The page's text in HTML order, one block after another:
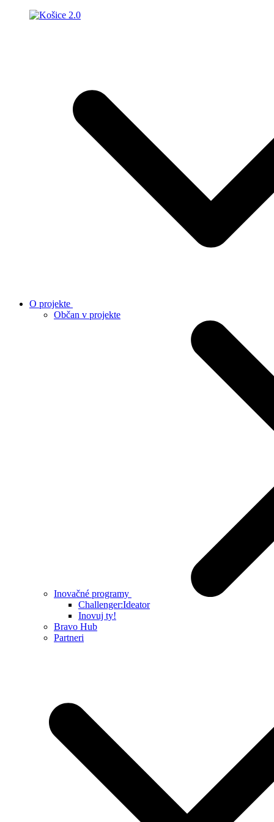
O projekte
Občan v projekte
Inovačné programy
Challenger:Ideator
Inovuj ty!
Bravo Hub
Partneri